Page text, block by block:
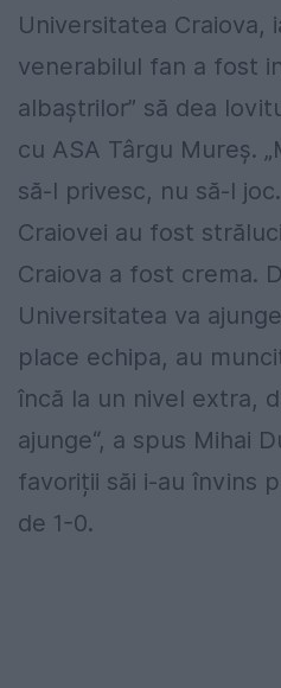
Universitatea Craiova,
venerabilul fan a fost
albaștrilor” să dea
cu ASA Târgu Mureș.
să-l privesc, nu să-l
Craiovei au fost
Craiova a fost crema.
Universitatea va
place echipa, au
încă la un nivel extra,
ajunge“, a spus Mihai
favoriții săi i-au învins
de 1-0.